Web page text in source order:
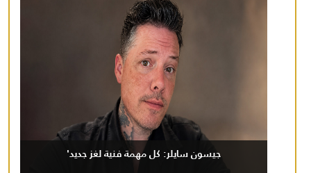
جيسون سايلر: كل مهمة فنية لغز جديد'